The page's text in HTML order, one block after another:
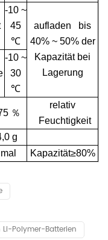
-10 ~
45
℃
aufladen bis
40% ~ 50% der
Kapazität bei
Lagerung
-10 ~
30
℃
％
relativ
Feuchtigkeit
g
Kapazität≥80%
Polymer-Batterien